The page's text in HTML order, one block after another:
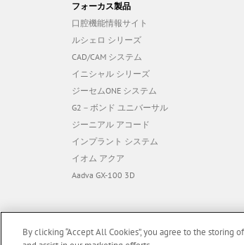
フォーカス製品
口腔機能情報サイト
ルシェロ シリーズ
CAD/CAM システム
イニシャル シリーズ
ジーセムONE システム
G2－ボンド ユニバーサル
ジーニアル アコード
インプラント システム
イオム アクア
Aadva GX-100 3D
By clicking “Accept All Cookies”, you agree to the storing